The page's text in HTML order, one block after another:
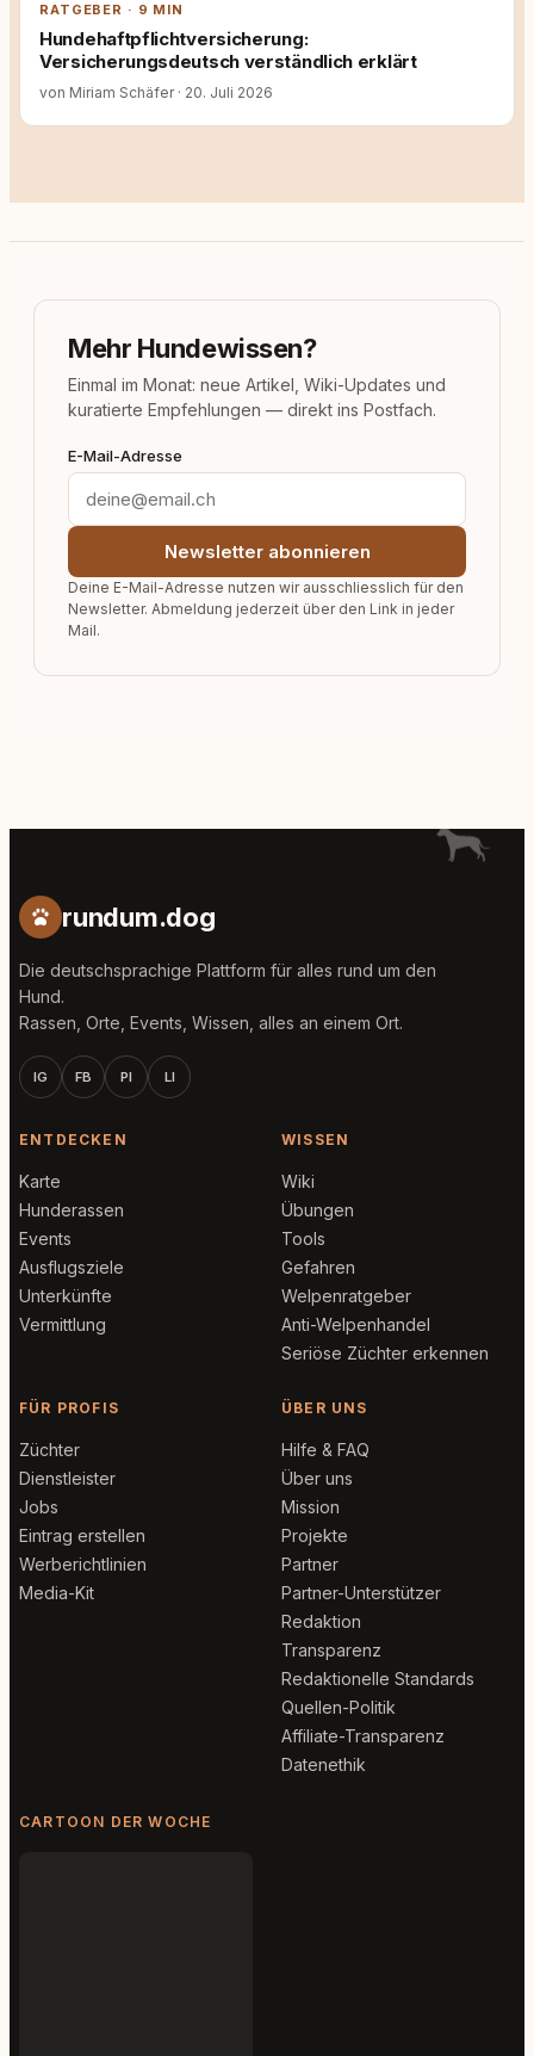
RATGEBER · 9 MIN
Hundehaftpflichtversicherung:
Versicherungsdeutsch verständlich erklärt
von Miriam Schäfer · 20. Juli 2026
Mehr Hundewissen?
Einmal im Monat: neue Artikel, Wiki-Updates und
kuratierte Empfehlungen — direkt ins Postfach.
E-Mail-Adresse
Newsletter abonnieren
Deine E-Mail-Adresse nutzen wir ausschliesslich für den
Newsletter. Abmeldung jederzeit über den Link in jeder
Mail.
rundum.dog
Die deutschsprachige Plattform für alles rund um den
Hund.
Rassen, Orte, Events, Wissen, alles an einem Ort.
IG FB PI LI
ENTDECKEN
Karte
Hunderassen
Events
Ausflugsziele
Unterkünfte
Vermittlung
WISSEN
Wiki
Übungen
Tools
Gefahren
Welpenratgeber
Anti-Welpenhandel
Seriöse Züchter erkennen
FÜR PROFIS
Züchter
Dienstleister
Jobs
Eintrag erstellen
Werberichtlinien
Media-Kit
ÜBER UNS
Hilfe & FAQ
Über uns
Mission
Projekte
Partner
Partner-Unterstützer
Redaktion
Transparenz
Redaktionelle Standards
Quellen-Politik
Affiliate-Transparenz
Datenethik
CARTOON DER WOCHE